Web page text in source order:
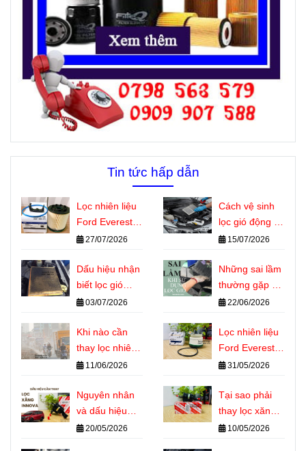
Tin tức hấp dẫn
Lọc nhiên liệu
Ford Everest
dùng chung
dòng xe nào?
27/07/2026
Cách vệ sinh
lọc gió động cơ
ô tô đúng kỹ
15/07/2026
Dấu hiệu nhận
biết lọc gió
động cơ ô tô
03/07/2026
Những sai lầm
thường gặp khi
sử dụng lọc gió
22/06/2026
Khi nào cần
thay lọc nhiên
liệu Ford
hiệu nhận biết
chính xác
11/06/2026
Lọc nhiên liệu
Ford Everest là
gì? Vai trò
động cơ Diesel
31/05/2026
Nguyên nhân
và dấu hiệu
cần thay lọc
20/05/2026
Tại sao phải
thay lọc xăng
Innova đúng kỳ
10/05/2026